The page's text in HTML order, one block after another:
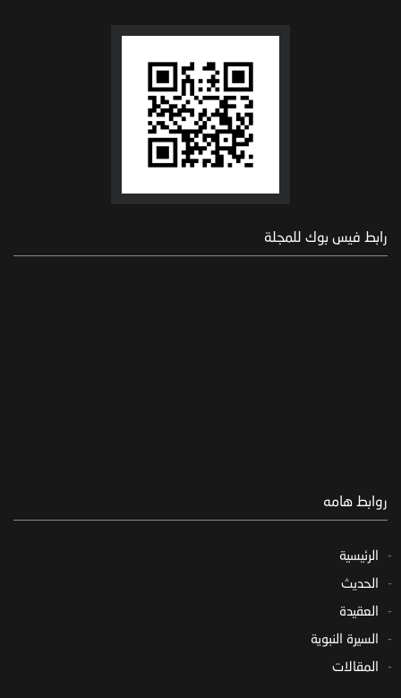
رابط فيس بوك للمجلة
روابط هامه
الرئيسية
الحديث
العقيدة
السيرة النبوية
المقالات